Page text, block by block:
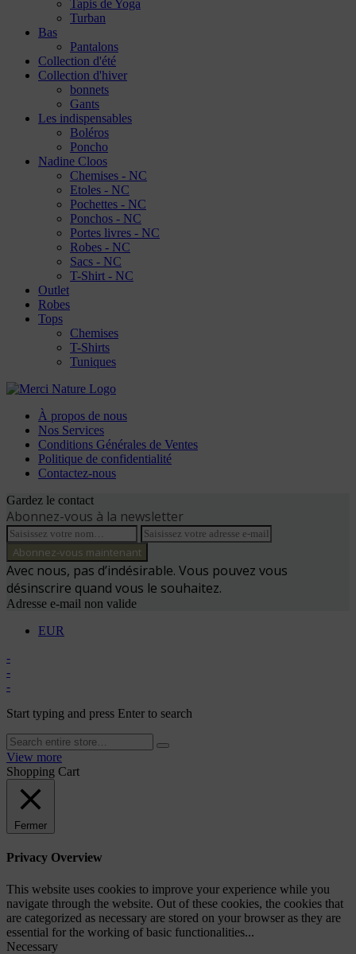
Tapis de Yoga
Turban
Bas
Pantalons
Collection d'été
Collection d'hiver
bonnets
Gants
Les indispensables
Boléros
Poncho
Nadine Cloos
Chemises - NC
Etoles - NC
Pochettes - NC
Ponchos - NC
Portes livres - NC
Robes - NC
Sacs - NC
T-Shirt - NC
Outlet
Robes
Tops
Chemises
T-Shirts
Tuniques
À propos de nous
Nos Services
Conditions Générales de Ventes
Politique de confidentialité
Contactez-nous
Gardez le contact
Abonnez-vous à la newsletter
Avec nous, pas d’indésirable. Vous pouvez vous
désinscrire quand vous le souhaitez.
Adresse e-mail non valide
EUR
-
-
-
Start typing and press Enter to search
View more
Shopping Cart
Fermer
Privacy Overview
This website uses cookies to improve your experience while you
navigate through the website. Out of these cookies, the cookies that
are categorized as necessary are stored on your browser as they are
essential for the working of basic functionalities...
Necessary